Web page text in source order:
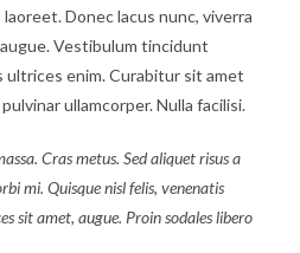
Donec lacus nunc, viverra
Vestibulum tincidunt
ultrices enim. Curabitur sit amet
ullamcorper. Nulla facilisi.
Cras metus. Sed aliquet risus a
mi. Quisque nisl felis, venenatis
sit amet, augue. Proin sodales libero